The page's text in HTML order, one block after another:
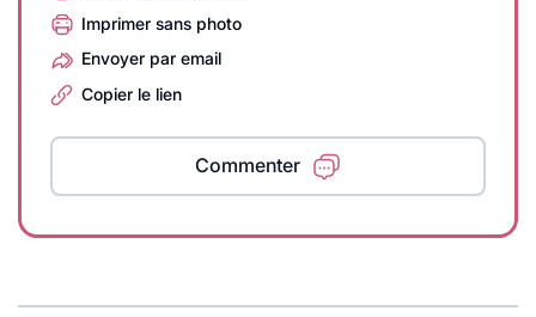
Imprimer sans photo
Envoyer par email
Copier le lien
Commenter